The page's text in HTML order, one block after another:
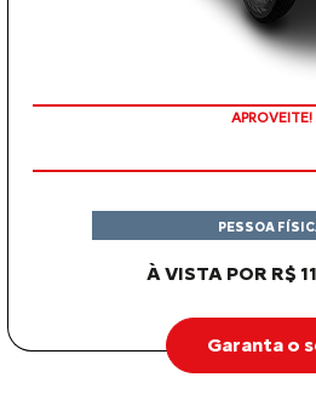
APROVEITE!
À VISTA POR R$
PESSOA
Garanta o